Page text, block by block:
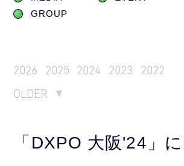
GROUP
2026 2025 2024 2023
2022
OLDER
「DXPO 大阪'24」